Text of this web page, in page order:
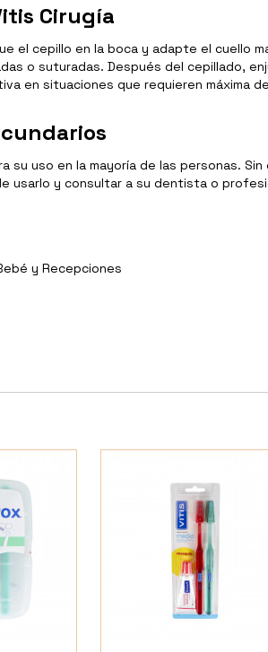
Cirugía
cepillo en la boca y adapte el cuello
o suturadas. Después del cepillado,
en situaciones que requieren máxima
su uso en la mayoría de las personas.
usarlo y consultar a su dentista o
y Recepciones